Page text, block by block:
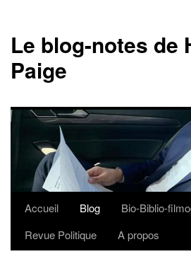
Le blog-notes de
Paige
Aller
Accueil Blog
Bio-Biblio-
Revue Politique
A propos